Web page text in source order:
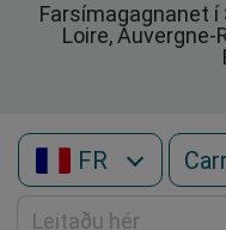
Farsímagagnanet í
Loire, Auvergne-
FR